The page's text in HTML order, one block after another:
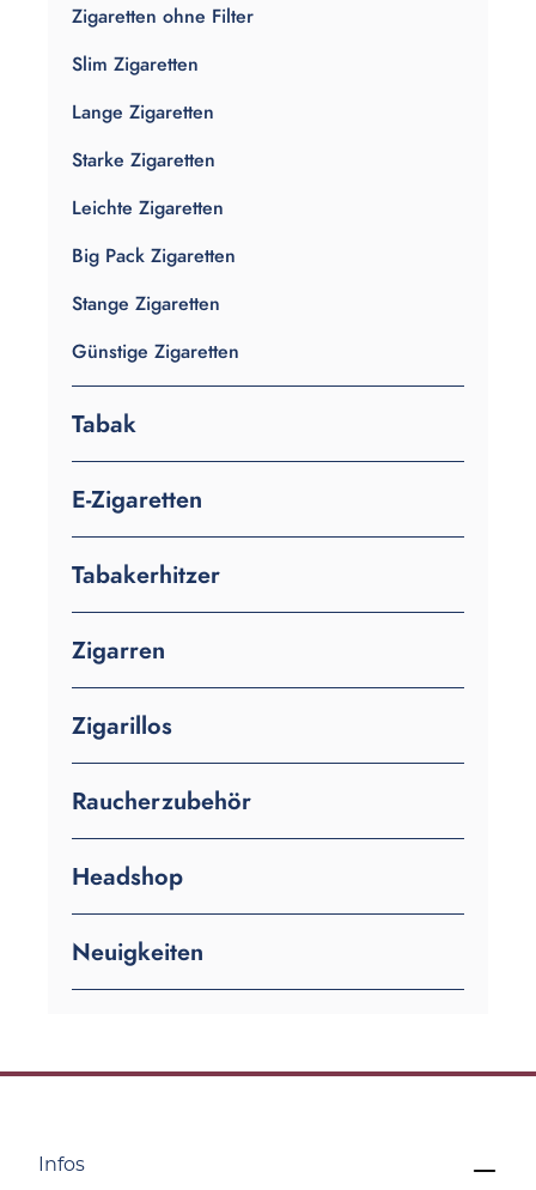
Zigaretten ohne Filter
Slim Zigaretten
Lange Zigaretten
Starke Zigaretten
Leichte Zigaretten
Big Pack Zigaretten
Stange Zigaretten
Günstige Zigaretten
Tabak
E-Zigaretten
Tabakerhitzer
Zigarren
Zigarillos
Raucherzubehör
Headshop
Neuigkeiten
Infos